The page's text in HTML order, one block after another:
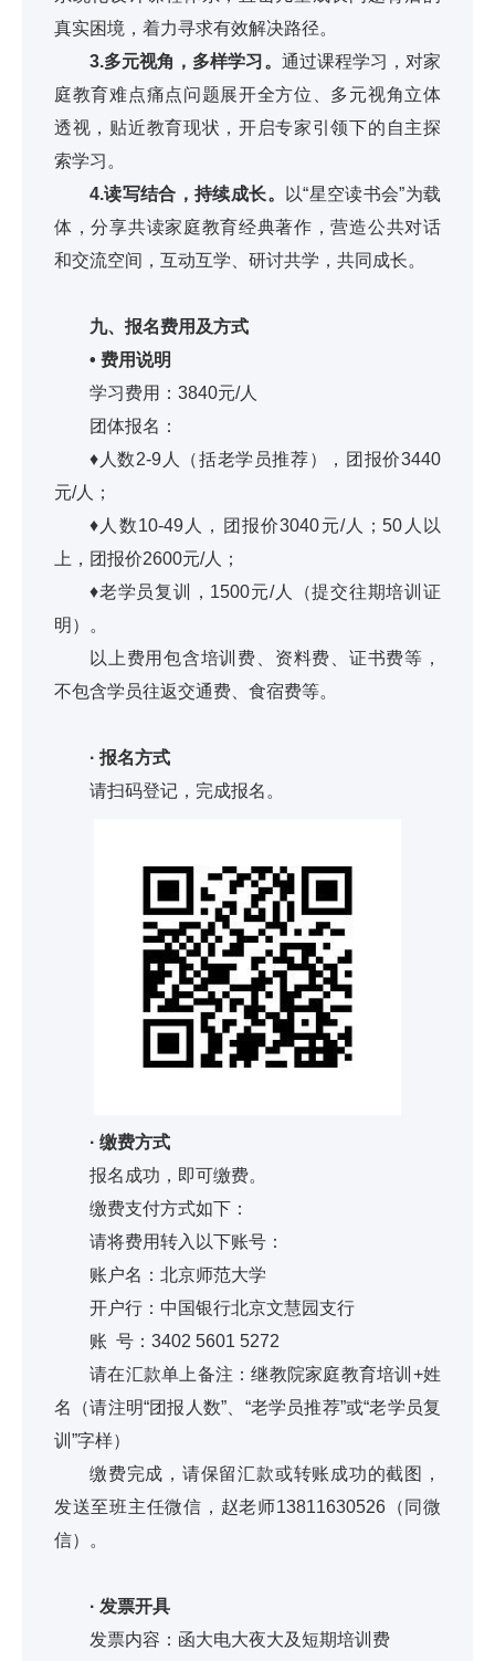
真实困境，着力寻求有效解决路径。
3.多元视角，多样学习。 通过课程学习，对家
庭教育难点痛点问题展开全方位、多元视角立体
透视，贴近教育现状，开启专家引领下的自主探
索学习。
4.读写结合，持续成长。
以“星空读书会”为载
体，分享共读家庭教育经典著作，营造公共对话
和交流空间，互动互学、研讨共学，共同成长。
九、报名费用及方式
• 费用说明
学习费用：3840元/人
团体报名：
♦人数2-9人（括老学员推荐），团报价3440
元/人；
♦人数10-49人，团报价3040元/人；50人以
上，团报价2600元/人；
♦老学员复训，1500元/人（提交往期培训证
明）。
以上费用包含培训费、资料费、证书费等，
不包含学员往返交通费、食宿费等。
· 报名方式
请扫码登记，完成报名。
· 缴费方式
报名成功，即可缴费。
缴费支付方式如下：
请将费用转入以下账号：
账户名：北京师范大学
开户行：中国银行北京文慧园支行
账 号：3402 5601 5272
请在汇款单上备注：继教院家庭教育培训+姓
名（请注明“团报人数”、“老学员推荐”或“老学员复
训”字样）
缴费完成，请保留汇款或转账成功的截图，
发送至班主任微信，赵老师13811630526（同微
信）。
· 发票开具
发票内容：函大电大夜大及短期培训费